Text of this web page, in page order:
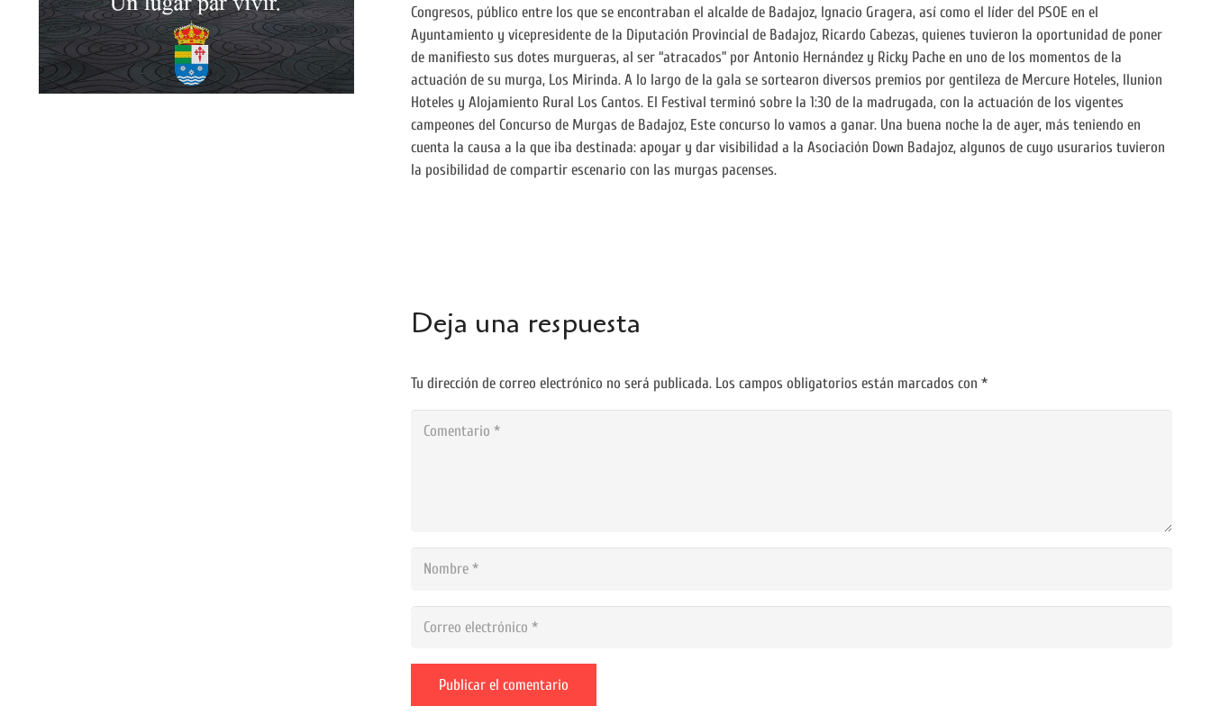
Congresos, público entre los que se encontraban el alcalde de Badajoz, Ignacio Gragera, así como el líder del PSOE en el
Ayuntamiento y vicepresidente de la Diputación Provincial de Badajoz, Ricardo Cabezas, quienes tuvieron la oportunidad de poner
de manifiesto sus dotes murgueras, al ser “atracados” por Antonio Hernández y Ricky Pache en uno de los momentos de la
actuación de su murga, Los Mirinda. A lo largo de la gala se sortearon diversos premios por gentileza de Mercure Hoteles, Ilunion
Hoteles y Alojamiento Rural Los Cantos. El Festival terminó sobre la 1:30 de la madrugada, con la actuación de los vigentes
campeones del Concurso de Murgas de Badajoz, Este concurso lo vamos a ganar. Una buena noche la de ayer, más teniendo en
cuenta la causa a la que iba destinada: apoyar y dar visibilidad a la Asociación Down Badajoz, algunos de cuyo usurarios tuvieron
la posibilidad de compartir escenario con las murgas pacenses.
Deja una respuesta
Tu dirección de correo electrónico no será publicada. Los campos obligatorios están marcados con*
Publicar el comentario